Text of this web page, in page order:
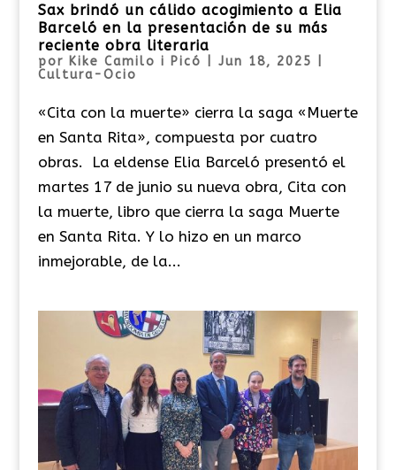
Sax brindó un cálido acogimiento a Elia
Barceló en la presentación de su más
reciente obra literaria
por Kike Camilo i Picó Jun 18, 2025
Cultura-Ocio
«Cita con la muerte» cierra la saga «Muerte
en Santa Rita», compuesta por cuatro
obras. La eldense Elia Barceló presentó el
martes 17 de junio su nueva obra, Cita con
la muerte, libro que cierra la saga Muerte
en Santa Rita. Y lo hizo en un marco
inmejorable, de la...